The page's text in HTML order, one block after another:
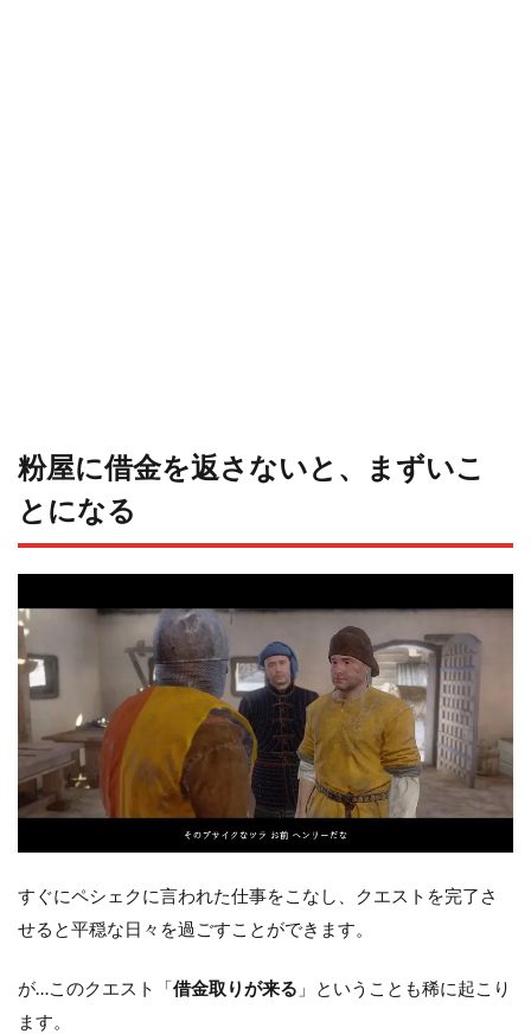
粉屋に借金を返さないと、まずいこ
とになる
すぐにペシェクに言われた仕事をこなし、クエストを完了さ
せると平穏な日々を過ごすことができます。
が…このクエスト「借金取りが来る 」ということも稀に起こり
ます。